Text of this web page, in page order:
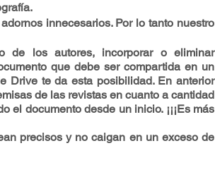
innecesarios. Por lo tanto nuestro
de los autores, incorporar o eliminar
que debe ser compartida en un
Drive te da esta posibilidad. En anterior
de las revistas en cuanto a cantidad
el documento desde un inicio. ¡¡¡Es más
precisos y no caigan en un exceso de